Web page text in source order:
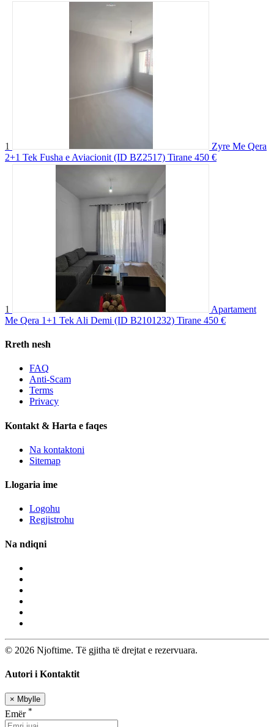
1
Zyre Me Qera
2+1 Tek Fusha e Aviacionit (ID BZ2517) Tirane 450 €
1
Apartament
Me Qera 1+1 Tek Ali Demi (ID B2101232) Tirane 450 €
Rreth nesh
FAQ
Anti-Scam
Terms
Privacy
Kontakt & Harta e faqes
Na kontaktoni
Sitemap
Llogaria ime
Logohu
Regjistrohu
Na ndiqni
© 2026 Njoftime. Të gjitha të drejtat e rezervuara.
Autori i Kontaktit
× Mbylle
Emër *